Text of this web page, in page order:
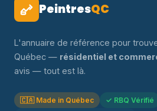
PeintresQC
L'annuaire de référence pour
Québec — résidentiel et
avis — tout est là.
🇨🇦 Made in Québec
✓ RBQ Vérifié